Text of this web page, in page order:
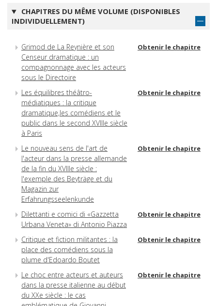
CHAPITRES DU MÊME VOLUME (DISPONIBLES
INDIVIDUELLEMENT)
Grimod de La Reynière et son
Censeur dramatique : un
compagnonnage avec les acteurs
sous le Directoire
Obtenir le chapitre
Les équilibres théâtro-
médiatiques : la critique
dramatique,les comédiens et le
public dans le second XVIIIe siècle
à Paris
Obtenir le chapitre
Le nouveau sens de l'art de
l'acteur dans la presse allemande
de la fin du XVIIIe siècle :
l'exemple des Beyträge et du
Magazin zur
Erfahrungsseelenkunde
Obtenir le chapitre
Dilettanti e comici di «Gazzetta
Urbana Veneta» di Antonio Piazza
Obtenir le chapitre
Critique et fiction militantes : la
place des comédiens sous la
plume d'Edoardo Boutet
Obtenir le chapitre
Le choc entre acteurs et auteurs
dans la presse italienne au début
du XXe siècle : le cas
Obtenir le chapitre